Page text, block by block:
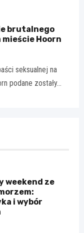
brutalnego
Hoorn
seksualnej na
podane zostały…
weekend ze
i wybór